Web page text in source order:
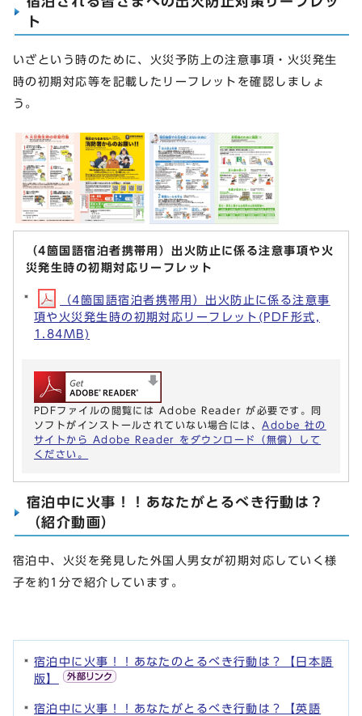
ト
いざという時のために、火災予防上の注意事項・火災発生
時の初期対応等を記載したリーフレットを確認しましょ
う。
（4箇国語宿泊者携帯用）出火防止に係る注意事項や火
災発生時の初期対応リーフレット
（4箇国語宿泊者携帯用）出火防止に係る注意事
項や火災発生時の初期対応リーフレット(PDF形式,
1.84MB)
PDFファイルの閲覧には Adobe Reader が必要です。同
ソフトがインストールされていない場合には、 Adobe 社の
サイトから Adobe Reader をダウンロード（無償）して
ください。
宿泊中に火事！！あなたがとるべき行動は？
（紹介動画）
宿泊中、火災を発見した外国人男女が初期対応していく様
子を約1分で紹介しています。
宿泊中に火事！！あなたのとるべき行動は？【日本語
版】
宿泊中に火事！！あなたがとるべき行動は？【英語